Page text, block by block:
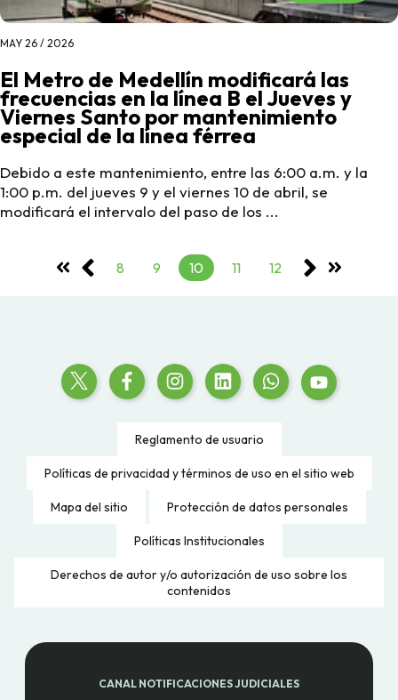
MAY 26 / 2026
El Metro de Medellín modificará las
frecuencias en la línea B el Jueves y
Viernes Santo por mantenimiento
especial de la línea férrea
Debido a este mantenimiento, entre las 6:00 a.m. y la
1:00 p.m. del jueves 9 y el viernes 10 de abril, se
modificará el intervalo del paso de los ...
8 9 10 11 12
Reglamento de usuario
Políticas de privacidad y términos de uso en el sitio web
Mapa del sitio Protección de datos personales
Políticas Institucionales
Derechos de autor y/o autorización de uso sobre los
contenidos
CANAL NOTIFICACIONES JUDICIALES